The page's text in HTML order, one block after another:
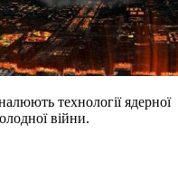
технології ядерної
війни.